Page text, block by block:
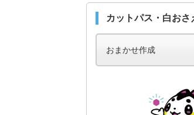
カットパス・白おさ